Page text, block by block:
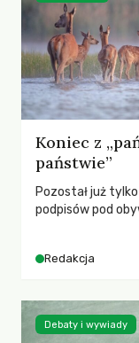
Koniec z
państwie”
Pozostał już
podpisów pod
pełną
rozwiązania dla
radykalnie
paradygmat
Redakcja
Debaty i wywiady